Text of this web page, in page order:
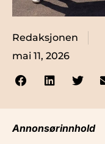
Redaksjonen
mai 11, 2026
Annonsørinnhold